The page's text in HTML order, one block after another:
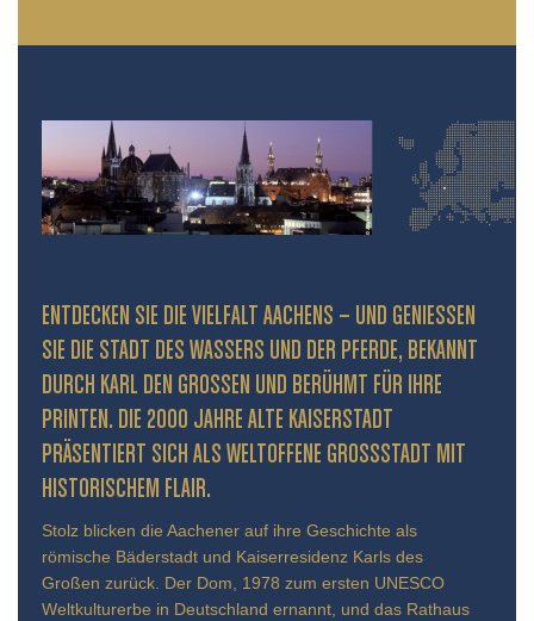
ENTDECKEN SIE DIE VIELFALT AACHENS – UND GENIESSEN S
IE DIE STADT DES WASSERS UND DER PFERDE, BEKANNT D
URCH KARL DEN GROSSEN UND BERÜHMT FÜR IHRE PR
INTEN. DIE 2000 JAHRE ALTE KAISERSTADT PR
ÄSENTIERT SICH ALS WELTOFFENE GROSSSTADT MIT HIS
TORISCHEM FLAIR.
Stolz blicken die Aachener auf ihre Geschichte als
römische Bäderstadt und Kaiserresidenz Karls des
Großen zurück. Der Dom, 1978 zum ersten UNESCO
Weltkulturerbe in Deutschland ernannt, und das Rathaus